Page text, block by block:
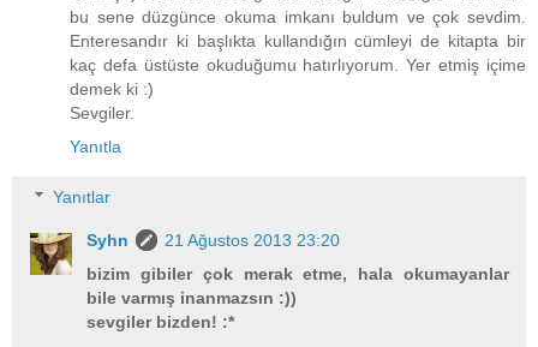
bu sene düzgünce okuma imkanı buldum ve çok sevdim.
Enteresandır ki başlıkta kullandığın cümleyi de kitapta bir
kaç defa üstüste okuduğumu hatırlıyorum. Yer etmiş içime
demek ki :)
Sevgiler.
Yanıtla
Yanıtlar
Syhn
21 Ağustos 2013 23:20
bizim gibiler çok merak etme, hala okumayanlar
bile varmış inanmazsın :))
sevgiler bizden! :*